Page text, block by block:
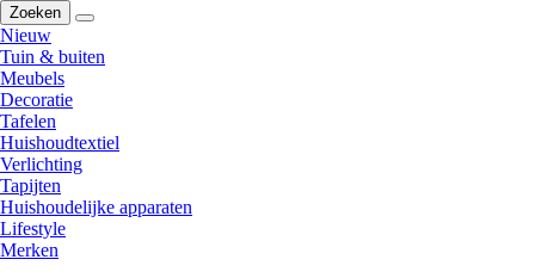
Zoeken
Nieuw
Tuin & buiten
Meubels
Decoratie
Tafelen
Huishoudtextiel
Verlichting
Tapijten
Huishoudelijke apparaten
Lifestyle
Merken